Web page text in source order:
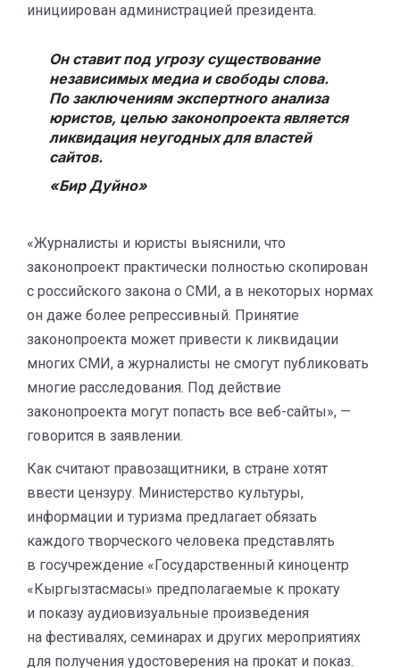
инициирован администрацией президента.
Он ставит под угрозу существование
независимых медиа и свободы слова.
По заключениям экспертного анализа
юристов, целью законопроекта является
ликвидация неугодных для властей
сайтов.
«Бир Дуйно»
«Журналисты и юристы выяснили, что
законопроект практически полностью скопирован
с российского закона о СМИ, а в некоторых нормах
он даже более репрессивный. Принятие
законопроекта может привести к ликвидации
многих СМИ, а журналисты не смогут публиковать
многие расследования. Под действие
законопроекта могут попасть все веб-сайты», —
говорится в заявлении.
Как считают правозащитники, в стране хотят
ввести цензуру. Министерство культуры,
информации и туризма предлагает обязать
каждого творческого человека представлять
в госучреждение «Государственный киноцентр
«Кыргызтасмасы» предполагаемые к прокату
и показу аудиовизуальные произведения
на фестивалях, семинарах и других мероприятиях
для получения удостоверения на прокат и показ.